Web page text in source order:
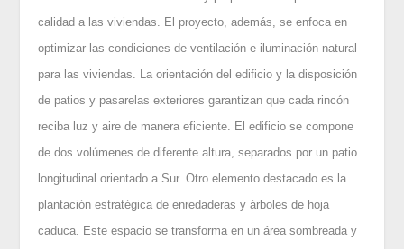
calidad a las viviendas. El proyecto, además, se enfoca en
optimizar las condiciones de ventilación e iluminación natural
para las viviendas. La orientación del edificio y la disposición
de patios y pasarelas exteriores garantizan que cada rincón
reciba luz y aire de manera eficiente. El edificio se compone
de dos volúmenes de diferente altura, separados por un patio
longitudinal orientado a Sur. Otro elemento destacado es la
plantación estratégica de enredaderas y árboles de hoja
caduca. Este espacio se transforma en un área sombreada y